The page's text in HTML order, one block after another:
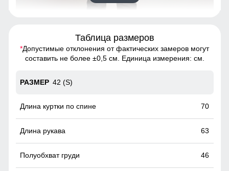
Благодаря универсальной посадке костюм, подойдет
девушкам и женщинам с различным типом фигур.
Снегозащитная юбка на кнопках
Без этого элемента сегодня не обходится практически ни
одна горнолыжная куртка. Это прекрасная защита от
специальные силиконовые полосы, так она лучше
фиксируется на горнолыжном полукомбинезоне
Таблица размеров
*Допустимые отклонения от фактических замеров могут
составить не более ±0,5 см. Единица измерения: см.
42 (S)
70
63
46